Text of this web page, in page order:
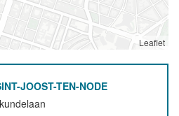
Leaflet
JOOST-TEN-NODE